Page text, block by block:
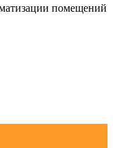
помещений